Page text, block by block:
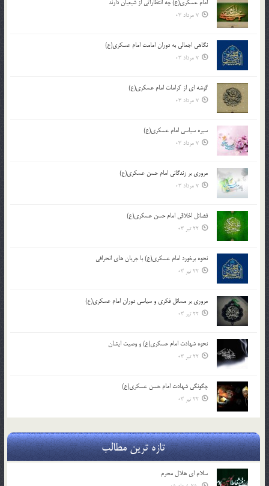
7 مرداد 03
نگاهی اجمالی به دوران امامت امام عسکری(ع)
7 مرداد 03
گوشه ای از کرامات امام عسکری(ع)
7 مرداد 03
سیره سیاسی امام عسکری(ع)
7 مرداد 03
مروری بر زندگانی امام حسن عسکری(ع)
7 مرداد 03
فضائل اخلاقی امام حسن عسکری(ع)
22 تیر 03
نحوه برخورد امام عسکری(ع) با جریان های انحرافی
22 تیر 03
مروری بر مسائل فکری و سیاسی دوران امام عسکری(ع)
22 تیر 03
نحوه شهادت امام عسکری(ع) و وصیت ایشان
22 تیر 03
چگونگی شهادت امام حسن عسکری(ع)
22 تیر 03
تازه ترین مطالب
سلام ای هلال محرم